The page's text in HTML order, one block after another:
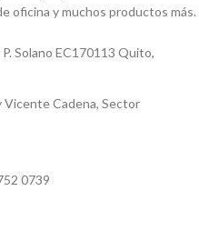
oficina y muchos productos más.
Solano EC170113 Quito,
Vicente Cadena, Sector
0739